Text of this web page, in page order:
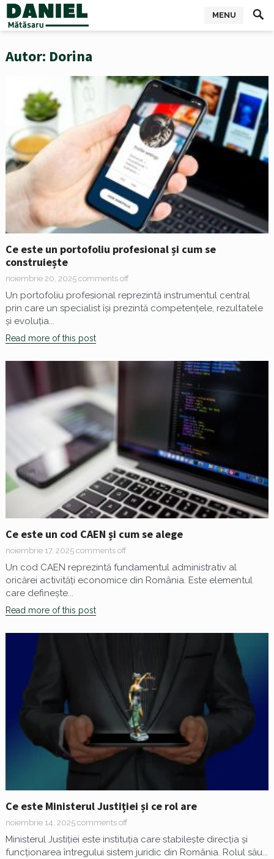
MENU
Autor: Dorina
Ce este un portofoliu profesional și cum se
construiește
noiembrie 20, 2025 comments off
Un portofoliu profesional reprezintă instrumentul central
prin care un specialist își prezintă competențele, rezultatele
și evoluția...
Read more of this post
Ce este un cod CAEN și cum se alege
noiembrie 17, 2025 comments off
Un cod CAEN reprezintă fundamentul administrativ al
oricărei activități economice din România. Este elementul
care definește...
Read more of this post
Ce este Ministerul Justiției și ce rol are
noiembrie 14, 2025 comments off
Ministerul Justiției este instituția care stabilește direcția și
funcționarea întregului sistem juridic din România. Rolul său...